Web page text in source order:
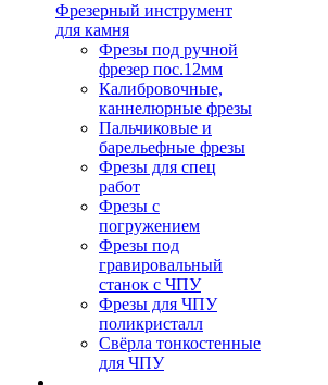
Фрезерный инструмент
для камня
Фрезы под ручной
фрезер пос.12мм
Калибровочные,
каннелюрные фрезы
Пальчиковые и
барельефные фрезы
Фрезы для спец
работ
Фрезы с
погружением
Фрезы под
гравировальный
станок с ЧПУ
Фрезы для ЧПУ
поликристалл
Свёрла тонкостенные
для ЧПУ